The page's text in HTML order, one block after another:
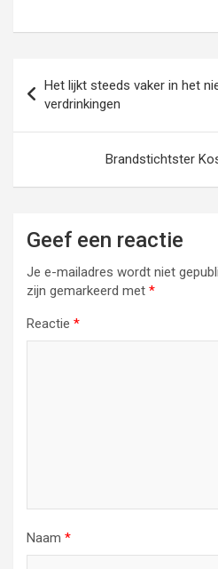
navigatie
Het lijkt steeds vaker in het
verdrinkingen
Brandstichtster
Geef een reactie
Je e-mailadres wordt niet
zijn gemarkeerd met *
Reactie *
Naam *